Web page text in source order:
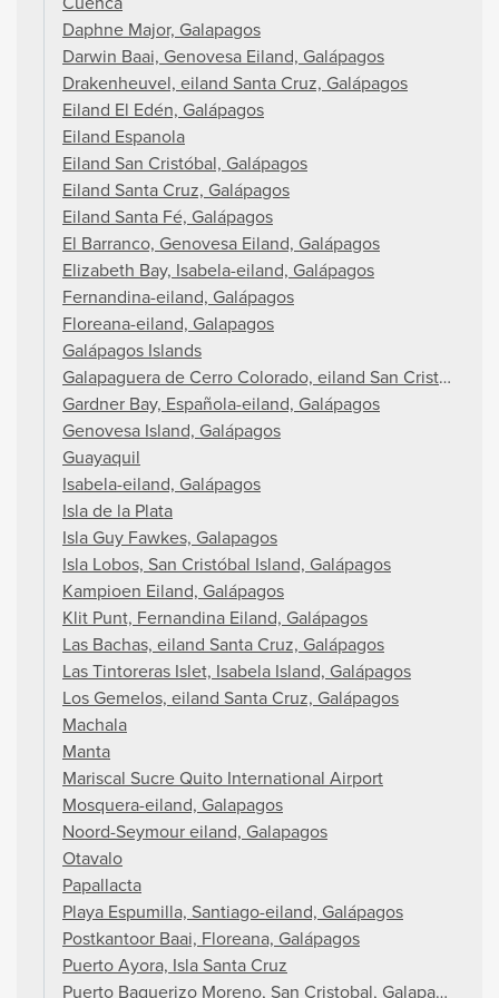
Daphne Major, Galapagos
Darwin Baai, Genovesa Eiland, Galápagos
Drakenheuvel, eiland Santa Cruz, Galápagos
Eiland El Edén, Galápagos
Eiland Espanola
Eiland San Cristóbal, Galápagos
Eiland Santa Cruz, Galápagos
Eiland Santa Fé, Galápagos
El Barranco, Genovesa Eiland, Galápagos
Elizabeth Bay, Isabela-eiland, Galápagos
Fernandina-eiland, Galápagos
Floreana-eiland, Galapagos
Galápagos Islands
Galapaguera de Cerro Colorado, eiland San Cristóbal,
Gardner Bay, Española-eiland, Galápagos
Genovesa Island, Galápagos
Guayaquil
Isabela-eiland, Galápagos
Isla de la Plata
Isla Guy Fawkes, Galapagos
Isla Lobos, San Cristóbal Island, Galápagos
Kampioen Eiland, Galápagos
Klit Punt, Fernandina Eiland, Galápagos
Las Bachas, eiland Santa Cruz, Galápagos
Las Tintoreras Islet, Isabela Island, Galápagos
Los Gemelos, eiland Santa Cruz, Galápagos
Machala
Manta
Mariscal Sucre Quito International Airport
Mosquera-eiland, Galapagos
Noord-Seymour eiland, Galapagos
Otavalo
Papallacta
Playa Espumilla, Santiago-eiland, Galápagos
Postkantoor Baai, Floreana, Galápagos
Puerto Ayora, Isla Santa Cruz
Puerto Baquerizo Moreno, San Cristobal, Galapagos